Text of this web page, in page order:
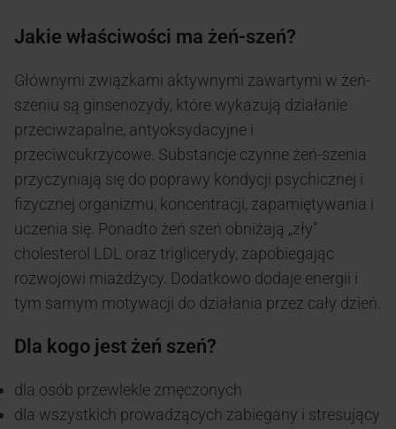
Jakie właściwości ma żeń-szeń?
Głównymi związkami aktywnymi zawartymi w żeń-
szeniu są ginsenozydy, które wykazują działanie
przeciwzapalne, antyoksydacyjne i
przeciwcukrzycowe. Substancje czynne żeń-szenia
przyczyniają się do poprawy kondycji psychicznej i
fizycznej organizmu, koncentracji, zapamiętywania i
uczenia się. Ponadto żeń szeń obniżają „zły”
cholesterol LDL oraz triglicerydy, zapobiegając
rozwojowi miażdżycy. Dodatkowo dodaje energii i
tym samym motywacji do działania przez cały dzień.
Dla kogo jest żeń szeń?
dla osób przewlekle zmęczonych
dla wszystkich prowadzących zabiegany i stresujący